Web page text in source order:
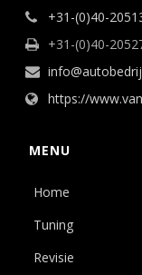
+31-(0)40-
+31-(0)40-
https://
MENU
Home
Tuning
Revisie